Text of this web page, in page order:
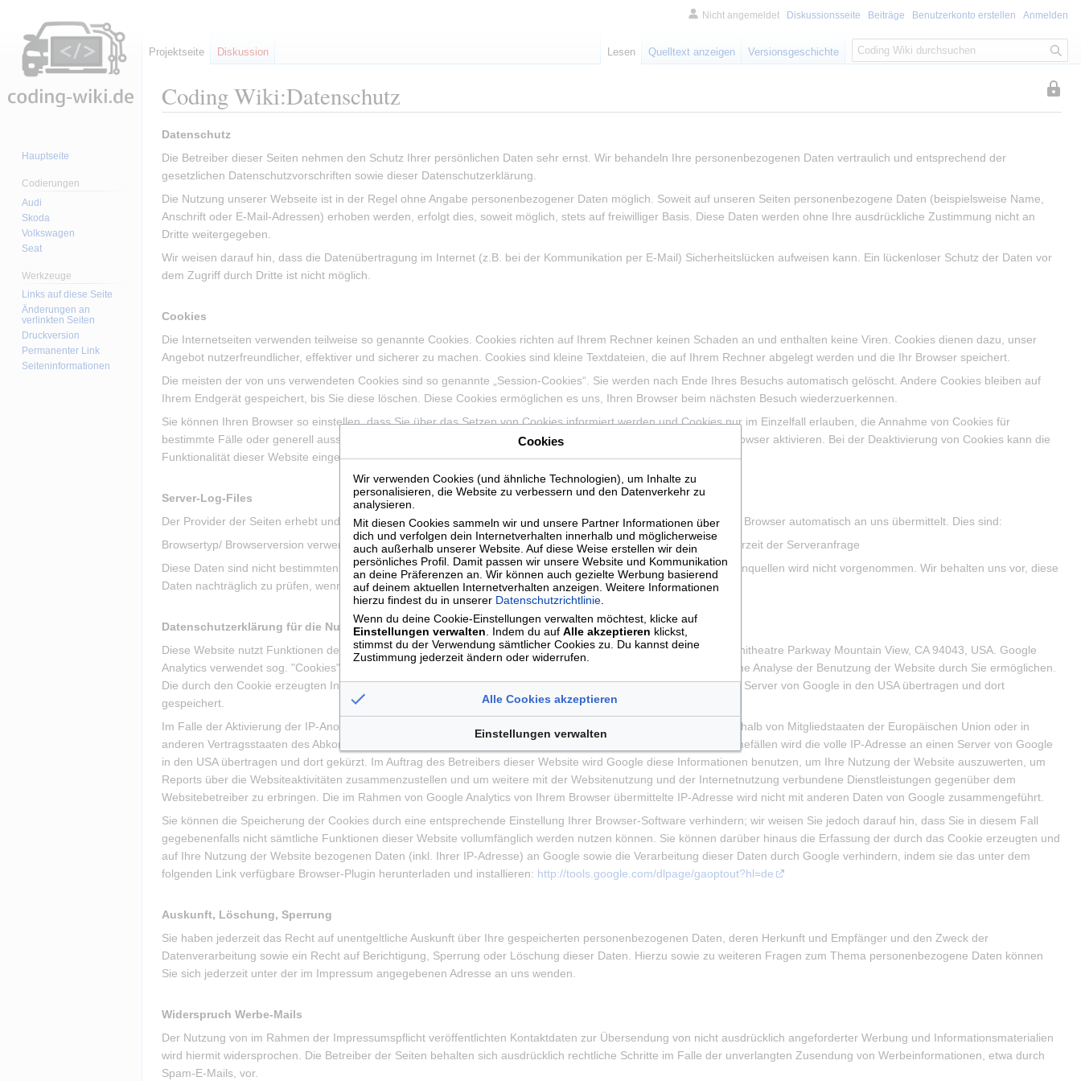
Diese
Coding Wiki:Datenschutz
Zur
Navigation
springen
Zur
Suche
springen
Datenschutz
Die Betreiber dieser Seiten nehmen den Schutz Ihrer persönlichen Daten sehr ernst. Wir behandeln Ihre personenbezogenen Daten vertraulich und entsprechend der
gesetzlichen Datenschutzvorschriften sowie dieser Datenschutzerklärung.
Die Nutzung unserer Webseite ist in der Regel ohne Angabe personenbezogener Daten möglich. Soweit auf unseren Seiten personenbezogene Daten (beispielsweise Name,
Anschrift oder E-Mail-Adressen) erhoben werden, erfolgt dies, soweit möglich, stets auf freiwilliger Basis. Diese Daten werden ohne Ihre ausdrückliche Zustimmung nicht an
Dritte weitergegeben.
Wir weisen darauf hin, dass die Datenübertragung im Internet (z.B. bei der Kommunikation per E-Mail) Sicherheitslücken aufweisen kann. Ein lückenloser Schutz der Daten vor
dem Zugriff durch Dritte ist nicht möglich.
Cookies
Die Internetseiten verwenden teilweise so genannte Cookies. Cookies richten auf Ihrem Rechner keinen Schaden an und enthalten keine Viren. Cookies dienen dazu, unser
Angebot nutzerfreundlicher, effektiver und sicherer zu machen. Cookies sind kleine Textdateien, die auf Ihrem Rechner abgelegt werden und die Ihr Browser speichert.
Die meisten der von uns verwendeten Cookies sind so genannte „Session-Cookies“. Sie werden nach Ende Ihres Besuchs automatisch gelöscht. Andere Cookies bleiben auf
Ihrem Endgerät gespeichert, bis Sie diese löschen. Diese Cookies ermöglichen es uns, Ihren Browser beim nächsten Besuch wiederzuerkennen.
Sie können Ihren Browser so einstellen, dass Sie über das Setzen von Cookies informiert werden und Cookies nur im Einzelfall erlauben, die Annahme von Cookies für
bestimmte Fälle oder generell ausschließen sowie das automatische Löschen der Cookies beim Schließen des Browser aktivieren. Bei der Deaktivierung von Cookies kann die
Funktionalität dieser Website eingeschränkt sein.
Server-Log-Files
Der Provider der Seiten erhebt und speichert automatisch Informationen in so genannten Server-Log Files, die Ihr Browser automatisch an uns übermittelt. Dies sind:
Browsertyp/ Browserversion verwendetes Betriebssystem Referrer URL Hostname des zugreifenden Rechners Uhrzeit der Serveranfrage
Diese Daten sind nicht bestimmten Personen zuordenbar. Eine Zusammenführung dieser Daten mit anderen Datenquellen wird nicht vorgenommen. Wir behalten uns vor, diese
Daten nachträglich zu prüfen, wenn uns konkrete Anhaltspunkte für eine rechtswidrige Nutzung bekannt werden.
Datenschutzerklärung für die Nutzung von Google Analytics
Diese Website nutzt Funktionen des Webanalysedienstes Google Analytics. Anbieter ist die Google Inc. 1600 Amphitheatre Parkway Mountain View, CA 94043, USA. Google
Analytics verwendet sog. "Cookies". Das sind Textdateien, die auf Ihrem Computer gespeichert werden und die eine Analyse der Benutzung der Website durch Sie ermöglichen.
Die durch den Cookie erzeugten Informationen über Ihre Benutzung dieser Website werden in der Regel an einen Server von Google in den USA übertragen und dort
gespeichert.
Im Falle der Aktivierung der IP-Anonymisierung auf dieser Webseite wird Ihre IP-Adresse von Google jedoch innerhalb von Mitgliedstaaten der Europäischen Union oder in
anderen Vertragsstaaten des Abkommens über den Europäischen Wirtschaftsraum zuvor gekürzt. Nur in Ausnahmefällen wird die volle IP-Adresse an einen Server von Google
in den USA übertragen und dort gekürzt. Im Auftrag des Betreibers dieser Website wird Google diese Informationen benutzen, um Ihre Nutzung der Website auszuwerten, um
Reports über die Websiteaktivitäten zusammenzustellen und um weitere mit der Websitenutzung und der Internetnutzung verbundene Dienstleistungen gegenüber dem
Websitebetreiber zu erbringen. Die im Rahmen von Google Analytics von Ihrem Browser übermittelte IP-Adresse wird nicht mit anderen Daten von Google zusammengeführt.
Sie können die Speicherung der Cookies durch eine entsprechende Einstellung Ihrer Browser-Software verhindern; wir weisen Sie jedoch darauf hin, dass Sie in diesem Fall
gegebenenfalls nicht sämtliche Funktionen dieser Website vollumfänglich werden nutzen können. Sie können darüber hinaus die Erfassung der durch das Cookie erzeugten und
auf Ihre Nutzung der Website bezogenen Daten (inkl. Ihrer IP-Adresse) an Google sowie die Verarbeitung dieser Daten durch Google verhindern, indem sie das unter dem
folgenden Link verfügbare Browser-Plugin herunterladen und installieren: http://tools.google.com/dlpage/gaoptout?hl=de
Auskunft, Löschung, Sperrung
Sie haben jederzeit das Recht auf unentgeltliche Auskunft über Ihre gespeicherten personenbezogenen Daten, deren Herkunft und Empfänger und den Zweck der
Datenverarbeitung sowie ein Recht auf Berichtigung, Sperrung oder Löschung dieser Daten. Hierzu sowie zu weiteren Fragen zum Thema personenbezogene Daten können
Sie sich jederzeit unter der im Impressum angegebenen Adresse an uns wenden.
Widerspruch Werbe-Mails
Der Nutzung von im Rahmen der Impressumspflicht veröffentlichten Kontaktdaten zur Übersendung von nicht ausdrücklich angeforderter Werbung und Informationsmaterialien
wird hiermit widersprochen. Die Betreiber der Seiten behalten sich ausdrücklich rechtliche Schritte im Falle der unverlangten Zusendung von Werbeinformationen, etwa durch
Spam-E-Mails, vor.
Nicht angemeldet Diskussionsseite Beiträge Benutzerkonto erstellen Anmelden
Projektseite Diskussion Lesen Quelltext anzeigen Versionsgeschichte
S
u
e
Hauptseite
Codierungen
Audi
Skoda
Volkswagen
Seat
Werkzeuge
Links auf diese Seite
Änderungen an
verlinkten Seiten
Druckversion
Permanenter Link
Seiten­­informationen
Cookies
Wir verwenden Cookies (und ähnliche Technologien), um Inhalte zu
personalisieren, die Website zu verbessern und den Datenverkehr zu
analysieren.
Mit diesen Cookies sammeln wir und unsere Partner Informationen über
dich und verfolgen dein Internetverhalten innerhalb und möglicherweise
auch außerhalb unserer Website. Auf diese Weise erstellen wir dein
persönliches Profil. Damit passen wir unsere Website und Kommunikation
an deine Präferenzen an. Wir können auch gezielte Werbung basierend
auf deinem aktuellen Internetverhalten anzeigen. Weitere Informationen
hierzu findest du in unserer Datenschutzrichtlinie.
Wenn du deine Cookie-Einstellungen verwalten möchtest, klicke auf
Einstellungen verwalten. Indem du auf Alle akzeptieren klickst,
stimmst du der Verwendung sämtlicher Cookies zu. Du kannst deine
Zustimmung jederzeit ändern oder widerrufen.
Alle Cookies akzeptieren
Einstellungen verwalten